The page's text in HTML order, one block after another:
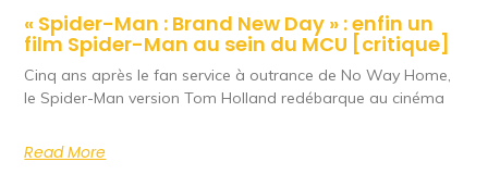
« Spider-Man : Brand New Day » : enfin un
film Spider-Man au sein du MCU [critique]
Cinq ans après le fan service à outrance de No Way Home,
le Spider-Man version Tom Holland redébarque au cinéma
Read More